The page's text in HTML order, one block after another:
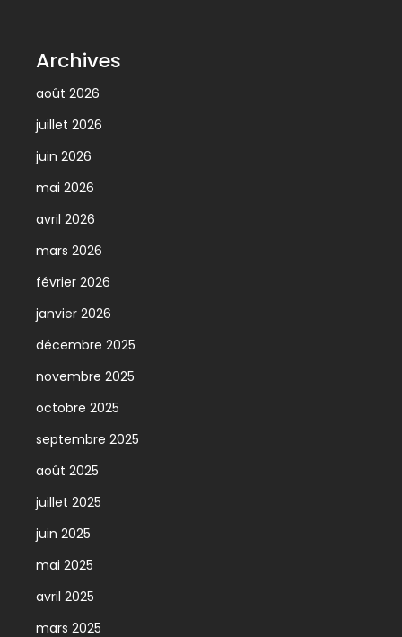
Archives
août 2026
juillet 2026
juin 2026
mai 2026
avril 2026
mars 2026
février 2026
janvier 2026
décembre 2025
novembre 2025
octobre 2025
septembre 2025
août 2025
juillet 2025
juin 2025
mai 2025
avril 2025
mars 2025